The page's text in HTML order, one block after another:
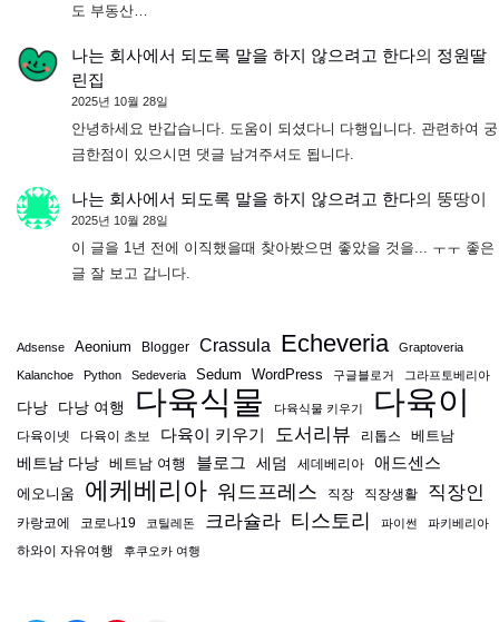
도 부동산…
나는 회사에서 되도록 말을 하지 않으려고 한다의 정원딸
린집
2025년 10월 28일
안녕하세요 반갑습니다. 도움이 되셨다니 다행입니다. 관련하여 궁
금한점이 있으시면 댓글 남겨주셔도 됩니다.
나는 회사에서 되도록 말을 하지 않으려고 한다의 뚱땅이
2025년 10월 28일
이 글을 1년 전에 이직했을때 찾아봤으면 좋았을 것을... ㅜㅜ 좋은
글 잘 보고 갑니다.
Adsense Aeonium Blogger Crassula Echeveria Graptoveria
Kalanchoe Python Sedeveria Sedum WordPress 구글블로거 그라프토베리아
다낭 다낭 여행 다육식물 다육식물 키우기 다육이
다육이넷 다육이 초보 다육이 키우기 도서리뷰 리톱스
베트남
베트남 다낭 베트남 여행 블로그 세덤 세데베리아 애드센스
에오니움 에케베리아 워드프레스 직장 직장생활 직장인
카랑코에 코로나19 코틸레돈 크라슐라 티스토리 파이썬 파키베리아
하와이 자유여행 후쿠오카 여행